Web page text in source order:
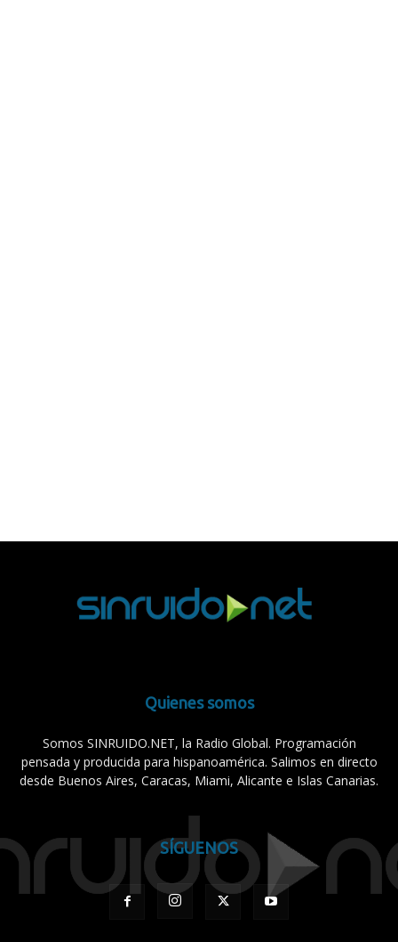
Quienes somos
Somos SINRUIDO.NET, la Radio Global. Programación
pensada y producida para hispanoamérica. Salimos en directo
desde Buenos Aires, Caracas, Miami, Alicante e Islas Canarias.
SÍGUENOS